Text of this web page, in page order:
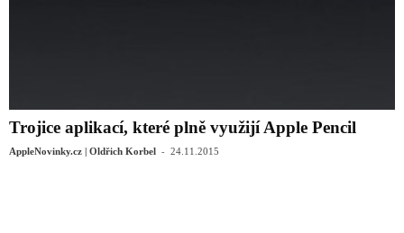
Trojice aplikací, které plně využijí Apple Pencil
AppleNovinky.cz | Oldřich Korbel - 24.11.2015